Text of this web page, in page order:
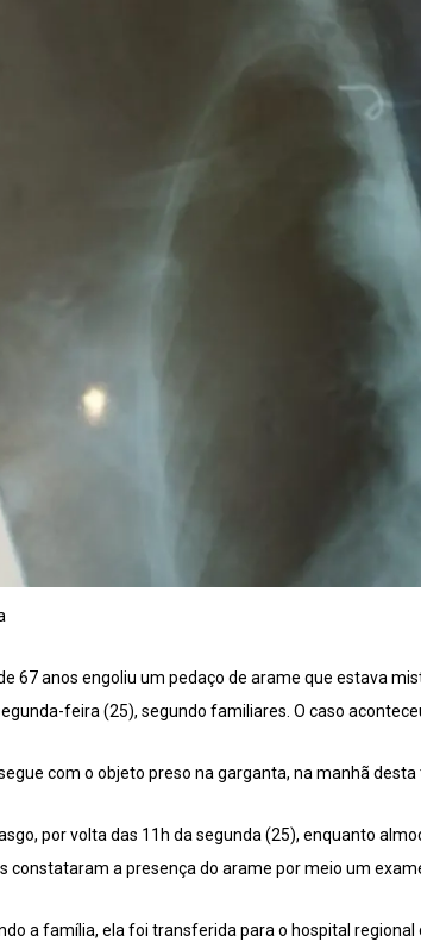
67 anos engoliu um pedaço de arame que estava
feira (25), segundo familiares. O caso
com o objeto preso na garganta, na manhã
por volta das 11h da segunda (25), enquanto
constataram a presença do arame por meio um
a família, ela foi transferida para o hospital regional